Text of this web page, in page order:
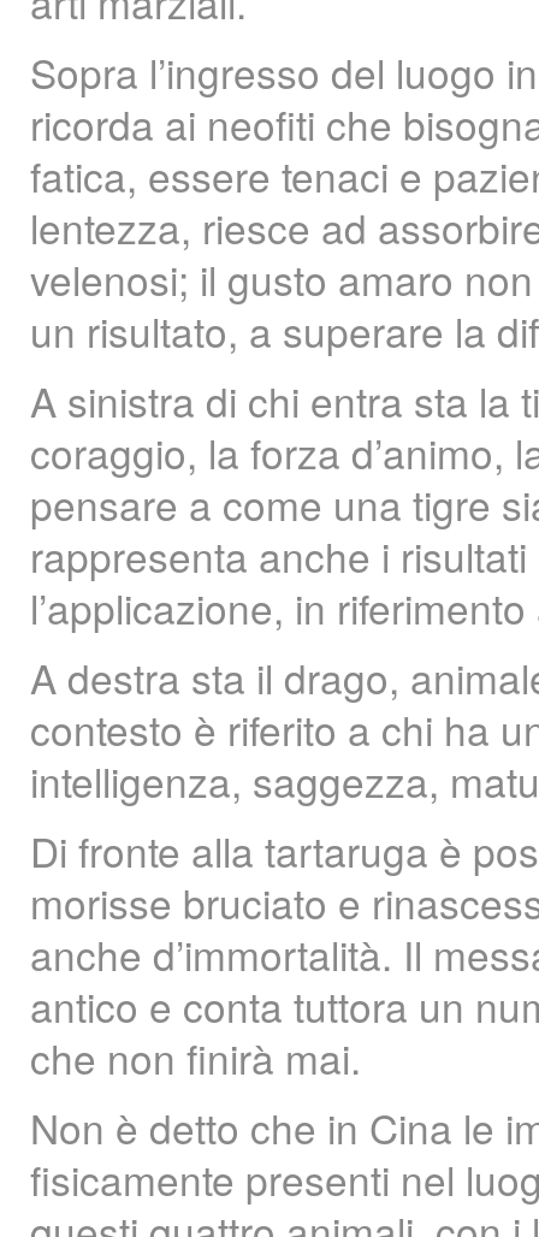
Sopra l’ingresso del luogo
ricorda ai neofiti che
fatica, essere tenaci e
lentezza, riesce ad
velenosi; il gusto amaro
un risultato, a superare la
A sinistra di chi entra sta la
coraggio, la forza d’animo,
pensare a come una tigre
rappresenta anche i
l’applicazione, in
A destra sta il drago,
contesto è riferito a chi ha
intelligenza, saggezza,
Di fronte alla tartaruga è
morisse bruciato e
anche d’immortalità. Il
antico e conta tuttora un
che non finirà mai.
Non è detto che in Cina le
fisicamente presenti nel